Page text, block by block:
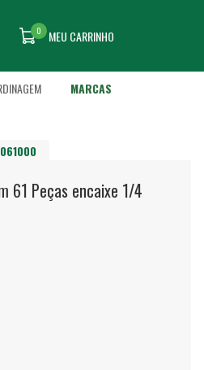
MEU CARRINHO
0
MARCAS
61 Peças encaixe 1/4